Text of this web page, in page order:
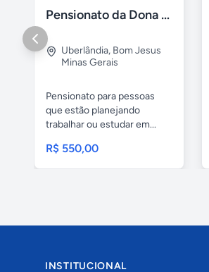
Pensionato da Dona Maria - Uberlândia/MG
Uberlândia, Bom Jesus
Minas Gerais
Pensionato para pessoas
que estão planejando
trabalhar ou estudar em...
R$ 550,00
INSTITUCIONAL